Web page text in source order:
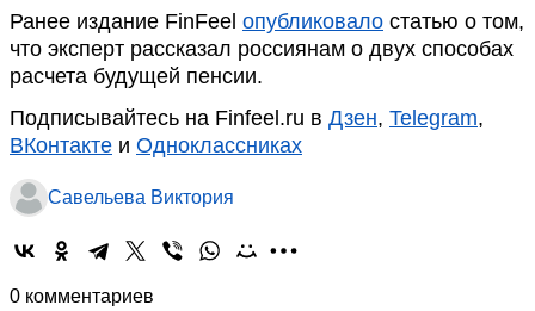
Ранее издание FinFeel опубликовало статью о том,
что эксперт рассказал россиянам о двух способах
расчета будущей пенсии.
Подписывайтесь на Finfeel.ru в Дзен, Telegram,
ВКонтакте и Одноклассниках
Савельева Виктория
0 комментариев